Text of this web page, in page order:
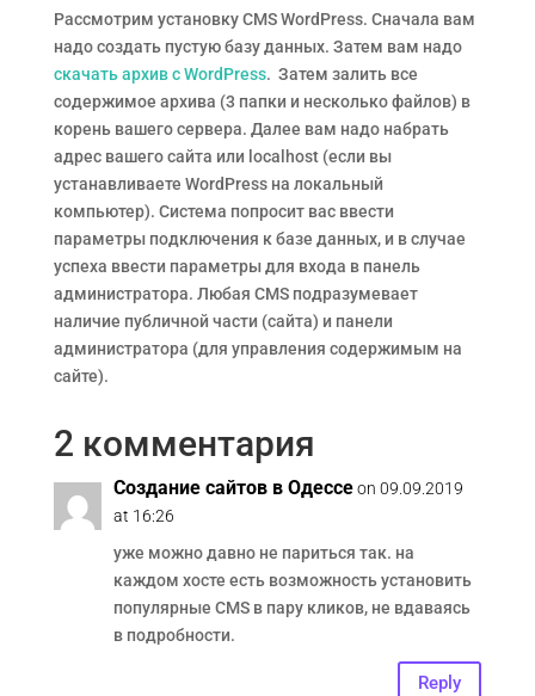
Рассмотрим установку CMS WordPress. Сначала вам
надо создать пустую базу данных. Затем вам надо
скачать архив с WordPress. Затем залить все
содержимое архива (3 папки и несколько файлов) в
корень вашего сервера. Далее вам надо набрать
адрес вашего сайта или localhost (если вы
устанавливаете WordPress на локальный
компьютер). Система попросит вас ввести
параметры подключения к базе данных, и в случае
успеха ввести параметры для входа в панель
администратора. Любая CMS подразумевает
наличие публичной части (сайта) и панели
администратора (для управления содержимым на
сайте).
2 комментария
Создание сайтов в Одессе on 09.09.2019
at 16:26
уже можно давно не париться так. на
каждом хосте есть возможность установить
популярные CMS в пару кликов, не вдаваясь
в подробности.
Reply